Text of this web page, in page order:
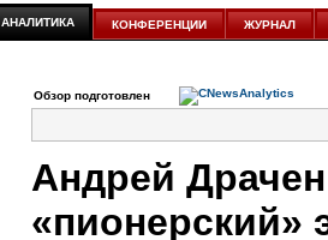
АНАЛИТИКА КОНФЕРЕНЦИИ ЖУРНАЛ
Обзор подготовлен
Андрей
«пионерский»